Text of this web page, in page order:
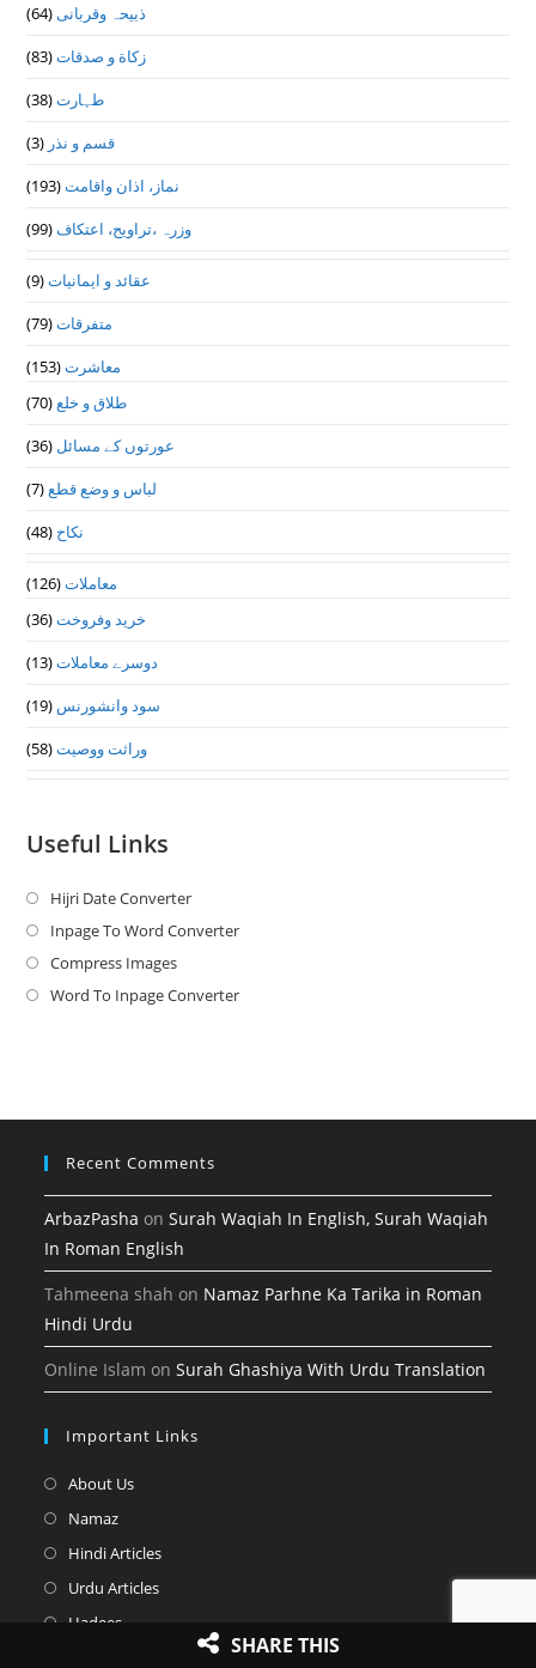
ذبیحہ وقربانی(64)
زکاة و صدقات(83)
طہارت(38)
قسم و نذر (3)
نماز، اذان واقامت(193)
وزرہ ،تراويح، اعتكاف(99)
عقائد و ایمانیات(9)
متفرقات(79)
معاشرت(153)
طلاق و خلع(70)
عورتوں کے مسائل (36)
لباس و وضع قطع(7)
نکاح (48)
معاملات(126)
خرید وفروخت(36)
دوسرے معاملات(13)
سود وانشورنس (19)
وراثت ووصيت(58)
Useful Links
Hijri Date ConverterOpens
in
new
Inpage To Word ConverterOpens
a
Compress ImagesOpens
in
Word To Inpage ConverterOpens
tab
Recent Comments
ArbazPasha onSurah Waqiah In English, Surah Waqiah
In Roman English
Tahmeena shah on Namaz Parhne Ka Tarika in Roman
Hindi Urdu
Online Islam onSurah Ghashiya With Urdu Translation
Important Links
About UsOpens
tab
NamazOpens
in
Hindi ArticlesOpens
Urdu ArticlesOpens
HadeesOpens
OpensSHARE THIS